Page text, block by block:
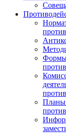
Формы
Планы